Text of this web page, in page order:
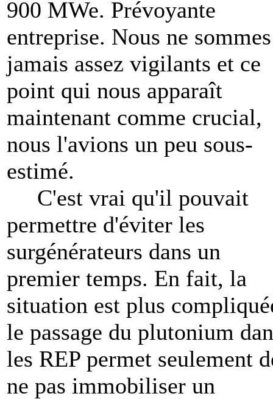
900 MWe. Prévoyante
entreprise. Nous ne sommes
jamais assez vigilants et ce
point qui nous apparaît
maintenant comme crucial,
nous l'avions un peu sous-
estimé.
C'est vrai qu'il pouvait
permettre d'éviter les
surgénérateurs dans un
premier temps. En fait, la
situation est plus
le passage du plutonium
les REP permet seulement
ne pas immobiliser un